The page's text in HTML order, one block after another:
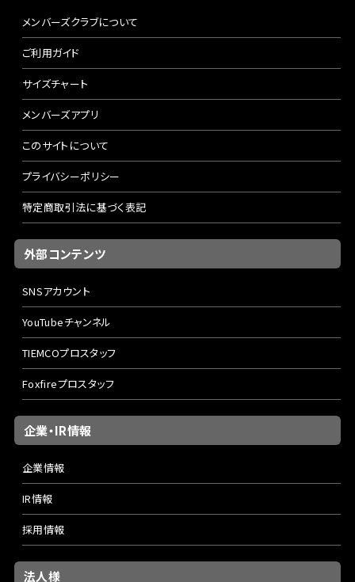
メンバーズクラブについて
ご利用ガイド
サイズチャート
メンバーズアプリ
このサイトについて
プライバシーポリシー
特定商取引法に基づく表記
外部コンテンツ
SNSアカウント
YouTubeチャンネル
TIEMCOプロスタッフ
Foxfireプロスタッフ
企業・IR情報
企業情報
IR情報
採用情報
法人様